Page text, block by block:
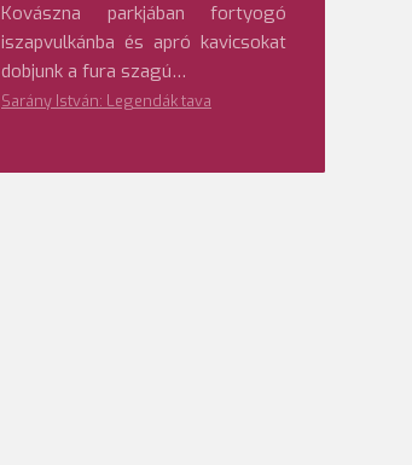
Kovászna parkjában fortyogó
iszapvulkánba és apró kavicsokat
dobjunk a fura szagú…
Sarány István: Legendák tava